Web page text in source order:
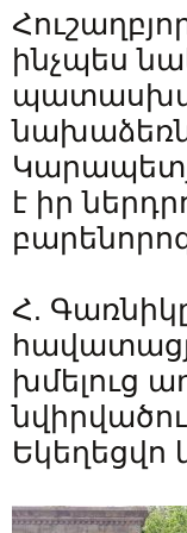
ինչպես
է իր
Հ.
խմելուց